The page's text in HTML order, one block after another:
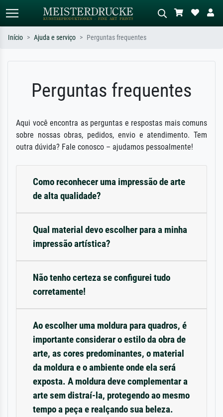
ex: Monet, Noite Estrelada,
impressionismo, onda de Hokusai, nu.
abstrato com muito vermelho, pintura
a óleo escura, nu em pé ao lado de
Início Ajuda e serviço Perguntas frequentes
Perguntas frequentes
Aqui você encontra as perguntas e respostas mais comuns
sobre nossas obras, pedidos, envio e atendimento. Tem
outra dúvida? Fale conosco – ajudamos pessoalmente!
Como reconhecer uma impressão de arte
de alta qualidade?
Qual material devo escolher para a minha
impressão artística?
Não tenho certeza se configurei tudo
corretamente!
Ao escolher uma moldura para quadros, é
importante considerar o estilo da obra de
arte, as cores predominantes, o material
da moldura e o ambiente onde ela será
exposta. A moldura deve complementar a
arte sem distraí-la, protegendo ao mesmo
tempo a peça e realçando sua beleza.